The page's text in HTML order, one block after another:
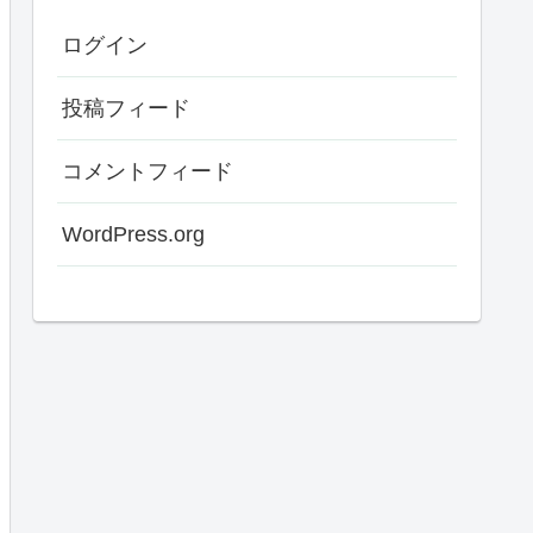
ログイン
投稿フィード
コメントフィード
WordPress.org